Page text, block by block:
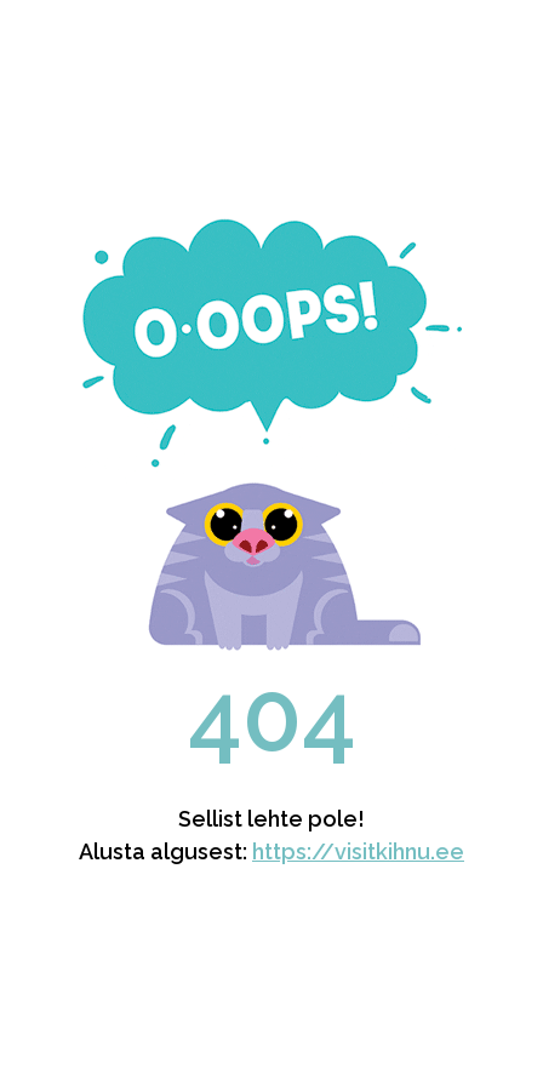
404
Sellist lehte pole!
Alusta algusest: https://visitkihnu.ee